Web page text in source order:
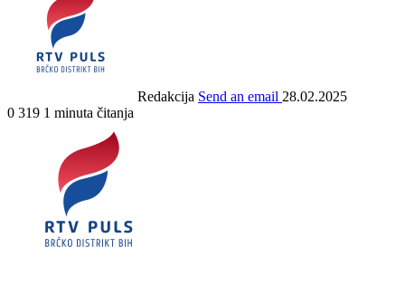
Redakcija Send an email 28.02.2025
0 319 1 minuta čitanja